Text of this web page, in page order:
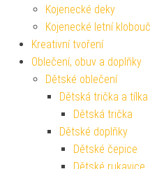
Kojenecké deky
Kojenecké letní
Kreativní tvoření
Oblečení, obuv a doplňky
Dětské oblečení
Dětská trička a tílka
Dětská trička
Dětské doplňky
Dětské čepice